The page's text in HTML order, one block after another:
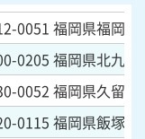
0051 福岡県福岡
0205 福岡県北九
0052 福岡県久留
0115 福岡県飯塚